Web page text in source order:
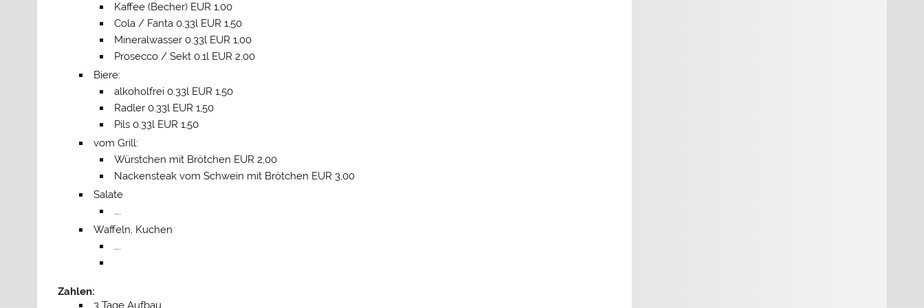
Kaffee (Becher) EUR 1,00
Cola / Fanta 0.33l EUR 1,50
Mineralwasser 0.33l EUR 1,00
Prosecco / Sekt 0.1l EUR 2,00
Biere:
alkoholfrei 0.33l EUR 1,50
Radler 0.33l EUR 1,50
Pils 0.33l EUR 1,50
vom Grill:
Würstchen mit Brötchen EUR 2,00
Nackensteak vom Schwein mit Brötchen EUR 3,00
Salate
….
Waffeln, Kuchen
….
Zahlen:
3 Tage Aufbau